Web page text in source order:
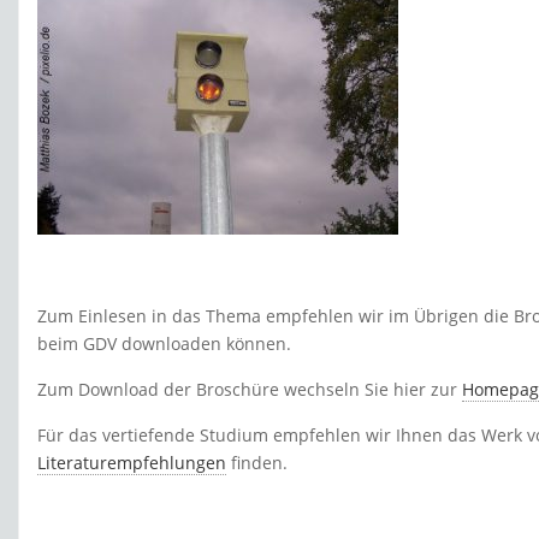
Zum Einlesen in das Thema empfehlen wir im Übrigen die
beim GDV downloaden können.
Zum Download der Broschüre wechseln Sie hier zur
Für das vertiefende Studium empfehlen wir Ihnen das Werk
Literaturempfehlungen finden.